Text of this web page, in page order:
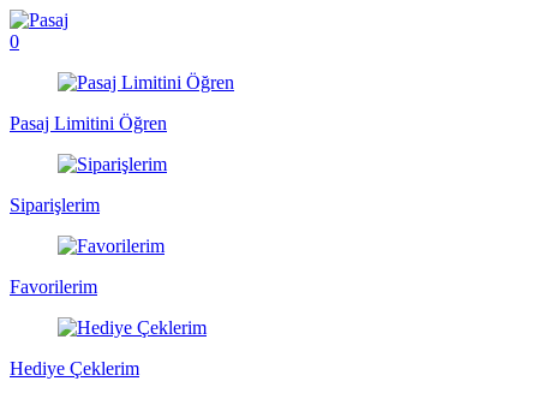
0
Pasaj Limitini Öğren
Siparişlerim
Favorilerim
Hediye Çeklerim